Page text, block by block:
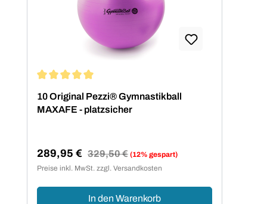
10 Original Pezzi® Gymnastikball
MAXAFE - platzsicher
Verkaufspreis:
289,95 € Regulärer Preis:
329,50 € (12% gespart)
Preise inkl. MwSt. zzgl. Versandkosten
In den Warenkorb